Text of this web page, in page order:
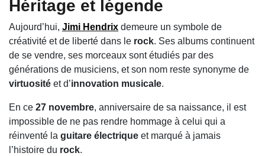
Héritage et légende
Aujourd’hui, Jimi Hendrix demeure un symbole de
créativité et de liberté dans le rock. Ses albums continuent
de se vendre, ses morceaux sont étudiés par des
générations de musiciens, et son nom reste synonyme de
virtuosité et d’innovation musicale.
En ce 27 novembre, anniversaire de sa naissance, il est
impossible de ne pas rendre hommage à celui qui a
réinventé la guitare électrique et marqué à jamais
l’histoire du rock.